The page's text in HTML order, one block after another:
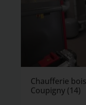
Chaufferie
Coupigny (14)